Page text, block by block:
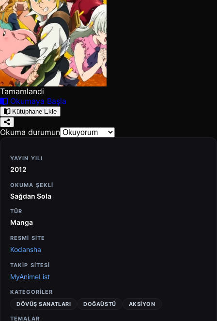
Tamamlandi
Okumaya Başla
Kütüphane Ekle
Okuma durumun
YAYIN YILI
2012
OKUMA ŞEKLI
Sağdan Sola
TÜR
Manga
RESMİ SİTE
Kodansha
TAKİP SİTESİ
MyAnimeList
KATEGORILER
DÖVÜŞ SANATLARI
DOĞAÜSTÜ AKSIYON
TEMALAR